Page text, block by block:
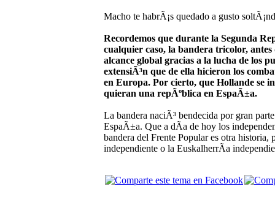
Macho te habrÃ¡s quedado a gusto
Recordemos que durante la Segunda
cualquier caso, la bandera tricolor,
alcance global gracias a la lucha de los
extensiÃ³n que de ella hicieron los
en Europa. Por cierto, que Hollande se
quieran una repÃºblica en EspaÃ±a.
La bandera naciÃ³ bendecida por gran
EspaÃ±a. Que a dÃ­a de hoy los
bandera del Frente Popular es otra
independiente o la EuskalherrÃ­a